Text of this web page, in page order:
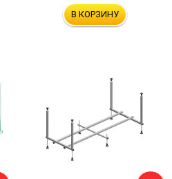
В КОРЗИНУ